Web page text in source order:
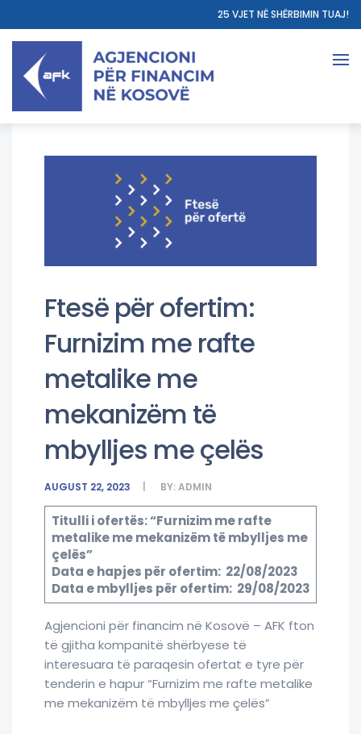
25 VJET NË SHËRBIMIN TUAJ!
Ftesë për ofertim:
Furnizim me rafte
metalike me
mekanizëm të
mbylljes me çelës
AUGUST 22, 2023 BY:ADMIN
Titulli i ofertës: “Furnizim me rafte
metalike me mekanizëm të mbylljes me
çelës”
Data e hapjes për ofertim: 22/08/2023
Data e mbylljes për ofertim: 29/08/2023
Agjencioni për financim në Kosovë – AFK fton
të gjitha kompanitë shërbyese të
interesuara të paraqesin ofertat e tyre për
tenderin e hapur “Furnizim me rafte metalike
me mekanizëm të mbylljes me çelës”